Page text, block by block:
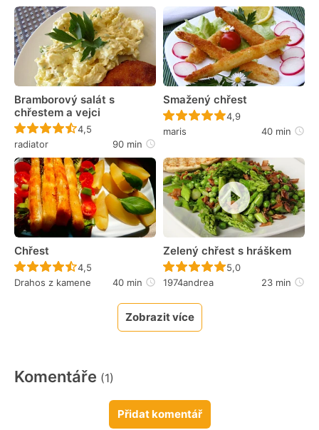
Bramborový salát s
chřestem a vejci
Recept ještě nebyl hodnocen
4,5
radiator
90 min
Smažený chřest
Recept ještě nebyl
4,9
maris
40 min
Chřest
Recept ještě nebyl hodnocen
4,5
Drahos z kamene
40 min
Zelený chřest s hráškem
Recept ještě nebyl
5,0
1974andrea
23 min
Zobrazit více
Komentáře (1)
Přidat komentář